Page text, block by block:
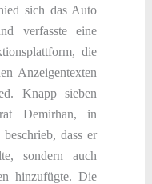
sich das Auto
verfasste eine
die
Anzeigentexten
Knapp sieben
Demirhan, in
dass er
sondern auch
hinzufügte. Die